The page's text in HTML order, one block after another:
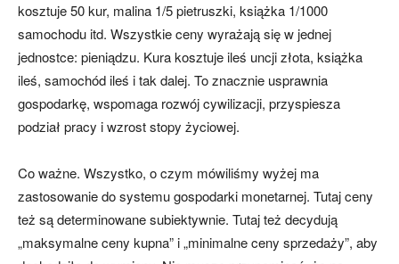
kosztuje 50 kur, malina 1/5 pietruszki, książka 1/1000
samochodu itd. Wszystkie ceny wyrażają się w jednej
jednostce: pieniądzu. Kura kosztuje ileś uncji złota, książka
ileś, samochód ileś i tak dalej. To znacznie usprawnia
gospodarkę, wspomaga rozwój cywilizacji, przyspiesza
podział pracy i wzrost stopy życiowej.
Co ważne. Wszystko, o czym mówiliśmy wyżej ma
zastosowanie do systemu gospodarki monetarnej. Tutaj ceny
też są determinowane subiektywnie. Tutaj też decydują
„maksymalne ceny kupna” i „minimalne ceny sprzedaży”, aby